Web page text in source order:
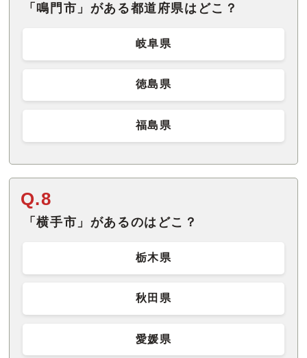
「鳴門市」がある都道府県はどこ？
岐阜県
徳島県
福島県
Q.8
「横手市」があるのはどこ？
栃木県
秋田県
愛媛県